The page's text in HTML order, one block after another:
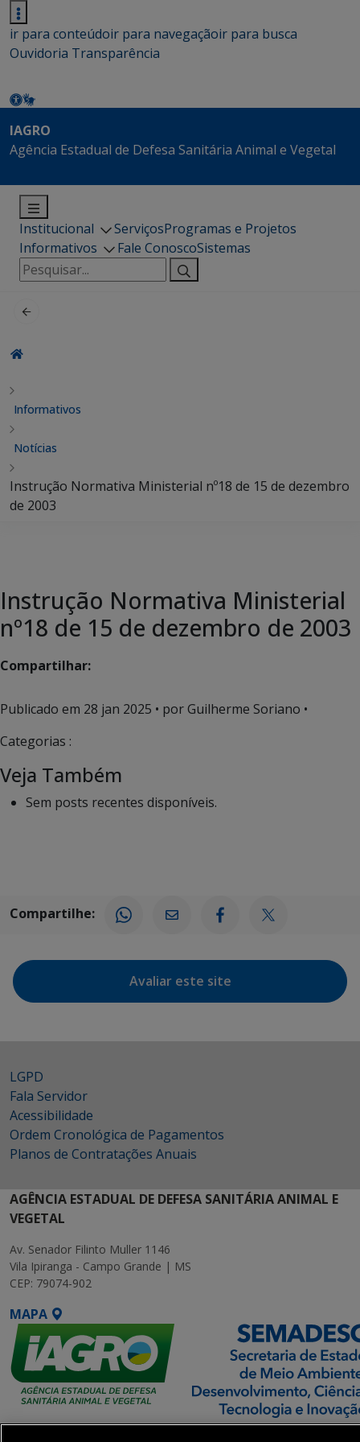
ir para conteúdoir para navegaçãoir para busca
Ouvidoria Transparência
IAGRO
Agência Estadual de Defesa Sanitária Animal e Vegetal
Institucional ServiçosProgramas e Projetos
Informativos
Fale ConoscoSistemas
Pesquisar
por:
Informativos
Notícias
Instrução Normativa Ministerial nº18 de 15 de dezembro
de 2003
Instrução Normativa Ministerial
nº18 de 15 de dezembro de 2003
Compartilhar:
Publicado em 28 jan 2025 • por Guilherme Soriano •
Categorias :
Veja Também
Sem posts recentes disponíveis.
Compartilhe:
Avaliar este site
LGPD
Fala Servidor
Acessibilidade
Ordem Cronológica de Pagamentos
Planos de Contratações Anuais
AGÊNCIA ESTADUAL DE DEFESA SANITÁRIA ANIMAL E
VEGETAL
Av. Senador Filinto Muller 1146
Vila Ipiranga - Campo Grande | MS
CEP: 79074-902
MAPA